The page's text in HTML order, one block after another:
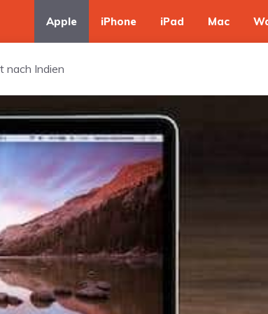
Apple iPhone iPad Mac
nach Indien